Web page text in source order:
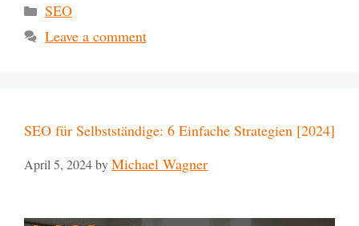
SEO
Leave a comment
SEO für Selbstständige: 6 Einfache Strategien [2024]
April 5, 2024byMichael Wagner